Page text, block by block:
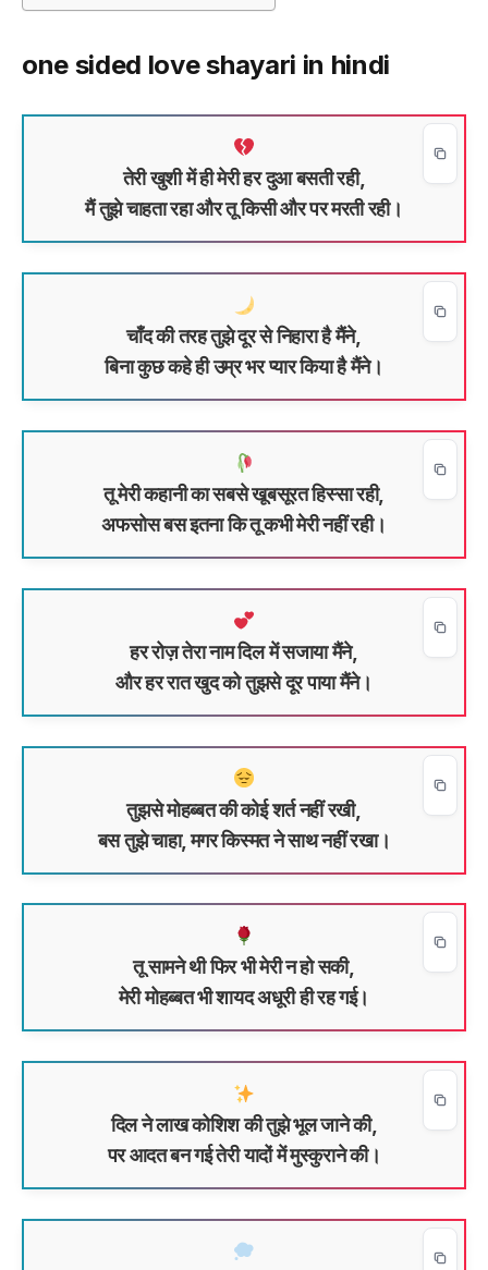
one sided love shayari in hindi
तेरी खुशी में ही मेरी हर दुआ बसती रही,
मैं तुझे चाहता रहा और तू किसी और पर मरती रही।
चाँद की तरह तुझे दूर से निहारा है मैंने,
बिना कुछ कहे ही उम्र भर प्यार किया है मैंने।
तू मेरी कहानी का सबसे खूबसूरत हिस्सा रही,
अफसोस बस इतना कि तू कभी मेरी नहीं रही।
हर रोज़ तेरा नाम दिल में सजाया मैंने,
और हर रात खुद को तुझसे दूर पाया मैंने।
तुझसे मोहब्बत की कोई शर्त नहीं रखी,
बस तुझे चाहा, मगर किस्मत ने साथ नहीं रखा।
तू सामने थी फिर भी मेरी न हो सकी,
मेरी मोहब्बत भी शायद अधूरी ही रह गई।
दिल ने लाख कोशिश की तुझे भूल जाने की,
पर आदत बन गई तेरी यादों में मुस्कुराने की।